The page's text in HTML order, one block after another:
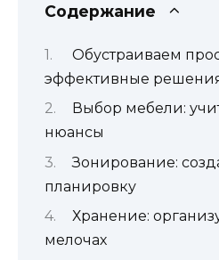
Содержание
Обустраиваем
эффективные
Выбор мебели:
нюансы
Зонирование:
планировку
Хранение:
мелочах